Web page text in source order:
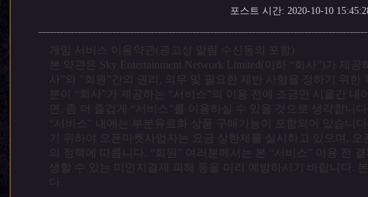
포스트 시간: 2020-10-10
게임 서비스 이용약관(광고성 알림 수신동의 포함)
본 약관은 Sky Entertainment Network Limited(이하 “회사”)가 제
사”와 ”회원”간의 권리, 의무 및 필요한 제반 사항을 정하기 위한
분이 “회사”가 제공하는 “서비스”의 이용 전에 조금만 시을간
면, 좀 더 즐겁게 “서비스”를 이용하실 수 있을 것으로 생각합니
“서비스” 내에는 부분유료화 상품 구매기능이 포함되어 있습니
기 위하여 오픈마켓사업자는 요금 상한제를 실시하고 있으며,
의 정책에 따릅니다. “회원” 여러분께서는 본 “서비스” 이용 전
생할 수 있는 미인지결제 피해 등을 미리 예방하시기 바랍니다.
다.